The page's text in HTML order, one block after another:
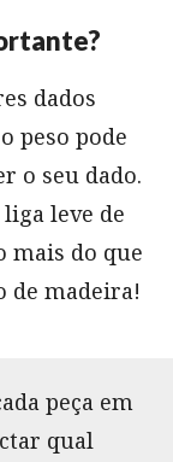
dados
peso pode
o seu dado.
leve de
mais do que
de madeira!
peça em
qual